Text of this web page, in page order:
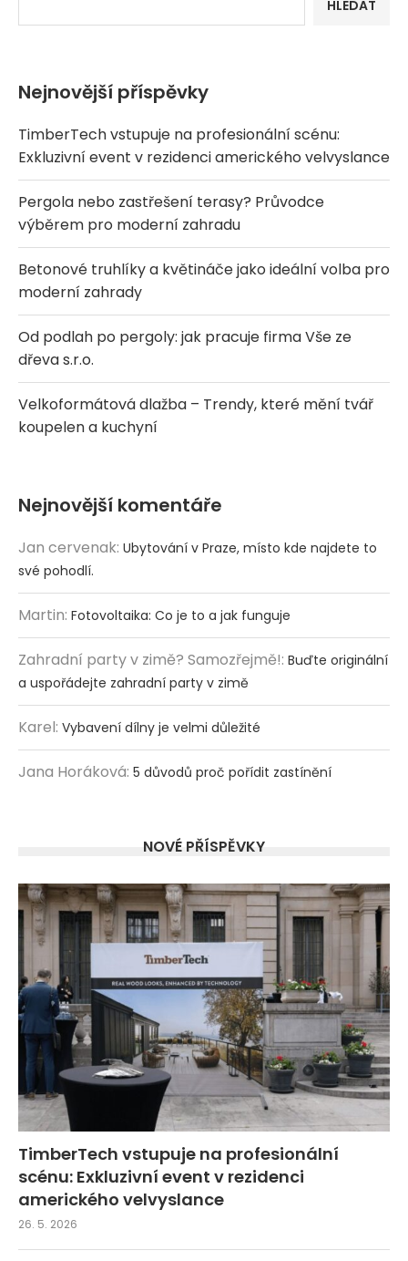
HLEDAT
Nejnovější příspěvky
TimberTech vstupuje na profesionální scénu:
Exkluzivní event v rezidenci amerického velvyslance
Pergola nebo zastřešení terasy? Průvodce
výběrem pro moderní zahradu
Betonové truhlíky a květináče jako ideální volba pro
moderní zahrady
Od podlah po pergoly: jak pracuje firma Vše ze
dřeva s.r.o.
Velkoformátová dlažba – Trendy, které mění tvář
koupelen a kuchyní
Nejnovější komentáře
Jan cervenak: Ubytování v Praze, místo kde najdete to
své pohodlí.
Martin: Fotovoltaika: Co je to a jak funguje
Zahradní party v zimě? Samozřejmě!: Buďte originální
a uspořádejte zahradní party v zimě
Karel: Vybavení dílny je velmi důležité
Jana Horáková: 5 důvodů proč pořídit zastínění
NOVÉ PŘÍSPĚVKY
TimberTech vstupuje na profesionální
scénu: Exkluzivní event v rezidenci
amerického velvyslance
26. 5. 2026